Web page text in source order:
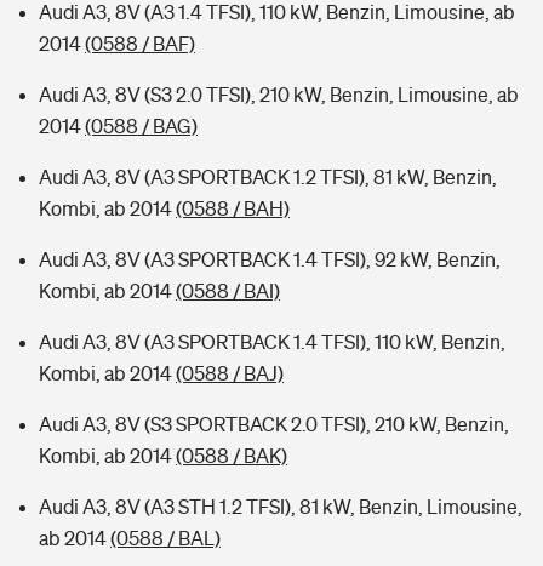
Audi A3, 8V (A3 1.4 TFSI), 110 kW, Benzin, Limousine, ab
2014(0588 / BAF)
Audi A3, 8V (S3 2.0 TFSI), 210 kW, Benzin, Limousine, ab
2014(0588 / BAG)
Audi A3, 8V (A3 SPORTBACK 1.2 TFSI), 81 kW, Benzin,
Kombi, ab 2014(0588 / BAH)
Audi A3, 8V (A3 SPORTBACK 1.4 TFSI), 92 kW, Benzin,
Kombi, ab 2014(0588 / BAI)
Audi A3, 8V (A3 SPORTBACK 1.4 TFSI), 110 kW, Benzin,
Kombi, ab 2014(0588 / BAJ)
Audi A3, 8V (S3 SPORTBACK 2.0 TFSI), 210 kW, Benzin,
Kombi, ab 2014(0588 / BAK)
Audi A3, 8V (A3 STH 1.2 TFSI), 81 kW, Benzin, Limousine,
ab 2014(0588 / BAL)